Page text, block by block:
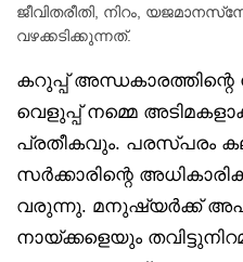
ജീവിതരീതി, നിറം,
വഴക്കടിക്കുന്നത്.
കറുപ്പ്
വെളുപ്പ് നമ്മെ
പ്രതീകവും. പരസ്പരം
സർക്കാരിന്റെ
വരുന്നു. മനുഷ്യർക്ക്
നായ്ക്കളെയും